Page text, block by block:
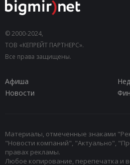
© 2000-2024,
ТОВ «КЕПРЕЙТ ПАРТНЕРС».
Все права защищены.
Афиша
Новости
Материалы, отмеченные знаками
"Новости компаний", "Актуально",
правах рекламы.
Любое копирование, перепечатка и